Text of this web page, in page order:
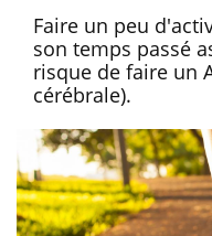
Faire un peu
son temps passé
risque de faire un
cérébrale).